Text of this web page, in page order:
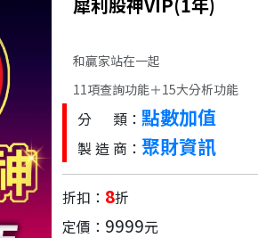
和贏家站在一起
11項查詢功能＋15大分析功能
分 類： 點數加值
製 造 商：聚財資訊
折扣： 8折
定價： 9999元